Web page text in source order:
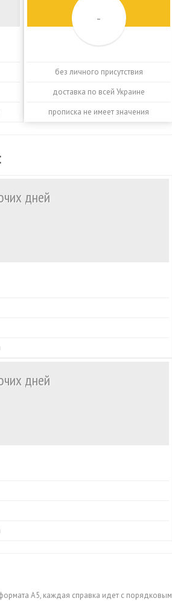
-
без личного присутствия
доставка по всей Украине
прописка не имеет значения
дней
дней
А5, каждая справка идет с порядковым